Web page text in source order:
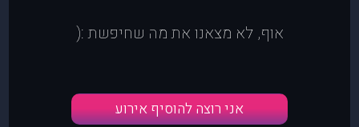
אוף, לא מצאנו את מה שחיפשת :(
אני רוצה להוסיף אירוע